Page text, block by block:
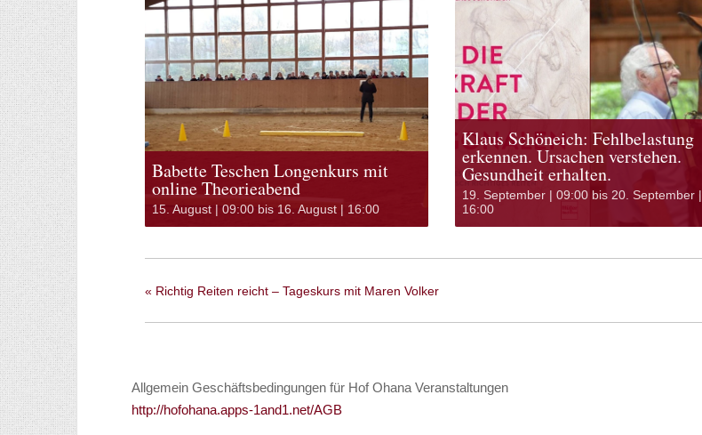
Babette Teschen Longenkurs mit
online Theorieabend
15. August | 09:00 bis 16. August | 16:00
Klaus Schöneich: Fehlbelastung
erkennen. Ursachen verstehen.
Gesundheit erhalten.
19. September | 09:00 bis 20. September |
16:00
« Richtig Reiten reicht – Tageskurs mit Maren Volker
Allgemein Geschäftsbedingungen für Hof Ohana Veranstaltungen
http://hofohana.apps-1and1.net/AGB